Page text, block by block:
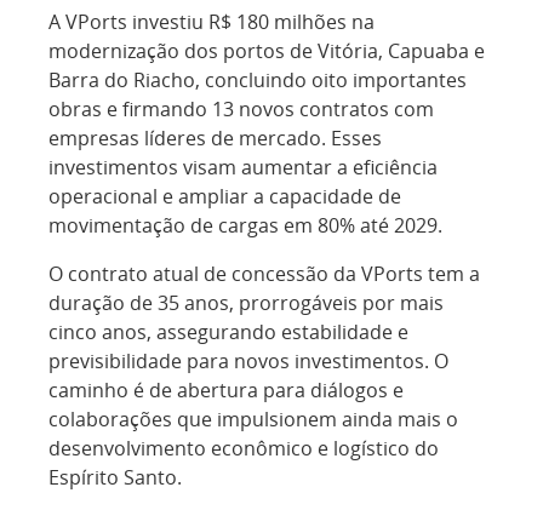
A VPorts investiu R$ 180 milhões na
modernização dos portos de Vitória, Capuaba e
Barra do Riacho, concluindo oito importantes
obras e firmando 13 novos contratos com
empresas líderes de mercado. Esses
investimentos visam aumentar a eficiência
operacional e ampliar a capacidade de
movimentação de cargas em 80% até 2029.
O contrato atual de concessão da VPorts tem a
duração de 35 anos, prorrogáveis por mais
cinco anos, assegurando estabilidade e
previsibilidade para novos investimentos. O
caminho é de abertura para diálogos e
colaborações que impulsionem ainda mais o
desenvolvimento econômico e logístico do
Espírito Santo.